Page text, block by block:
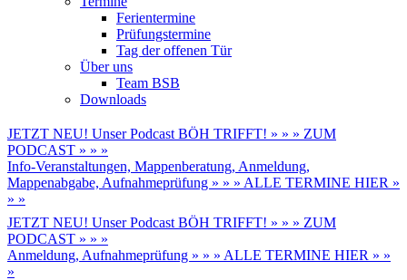
Ferientermine
Prüfungstermine
Tag der offenen Tür
Über uns
Team BSB
Downloads
JETZT NEU! Unser Podcast BÖH TRIFFT! » » » ZUM
PODCAST » » »
Info-Veranstaltungen, Mappenberatung, Anmeldung,
Mappenabgabe, Aufnahmeprüfung » » » ALLE TERMINE HIER »
» »
JETZT NEU! Unser Podcast BÖH TRIFFT! » » » ZUM
PODCAST » » »
Anmeldung, Aufnahmeprüfung » » » ALLE TERMINE HIER » »
»